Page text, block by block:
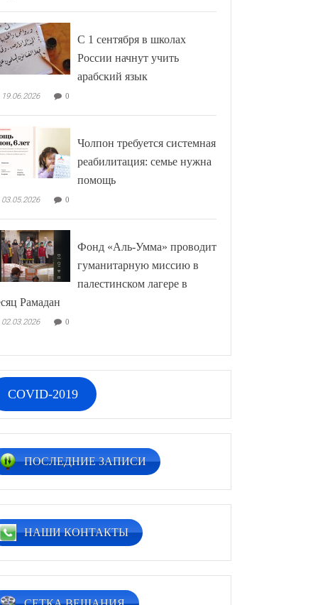
С 1 сентября в школах
России начнут учить
арабский язык
19.06.2026 0
Чолпон требуется системная
реабилитация: семье нужна
помощь
03.05.2026 0
Фонд «Аль-Умма» проводит
гуманитарную миссию в
палестинском лагере в
Рамадан
02.03.2026 0
COVID-2019
ПОСЛЕДНИЕ ЗАПИСИ
НАШИ КОНТАКТЫ